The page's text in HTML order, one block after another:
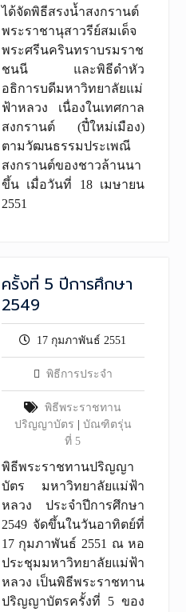
ได้จัดพิธีสรงน้ำสงกรานต์
พระราชานุสาวรีย์สมเด็จ
พระศรีนครินทราบรมราช
ชนนี และพิธีดำหัว
อธิการบดีมหาวิทยาลัยแม่
ฟ้าหลวง เนื่องในเทศกาล
สงกรานต์ (ปี๋ใหม่เมือง)
ตามวัฒนธรรมประเพณี
สงกรานต์ของชาวล้านนา
ขึ้น เมื่อวันที่ 18 เมษายน
2551
ครั้งที่ 5 ปีการศึกษา
2549
17 กุมภาพันธ์ 2551
พิธีการประจำ
พิธีพระราชทาน
ปริญญาบัตร
บัณฑิตรุ่น
ที่ 5
พิธีพระราชทานปริญญา
บัตร มหาวิทยาลัยแม่ฟ้า
หลวง ประจำปีการศึกษา
2549 จัดขึ้นในวันอาทิตย์ที่
17 กุมภาพันธ์ 2551 ณ หอ
ประชุมมหาวิทยาลัยแม่ฟ้า
หลวง เป็นพิธีพระราชทาน
ปริญญาบัตรครั้งที่ 5 ของ